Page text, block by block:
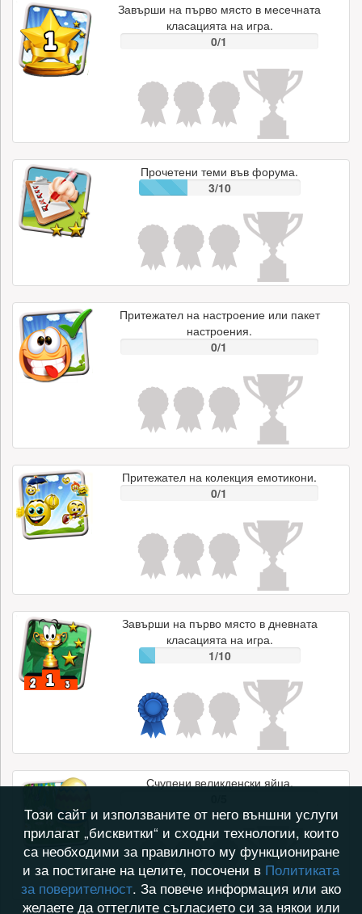
Завърши на първо място в месечната
класацията на игра.
0/1
Прочетени теми във форума.
3/10
Притежател на настроение или пакет
настроения.
0/1
Притежател на колекция емотикони.
0/1
Завърши на първо място в дневната
класацията на игра.
1/10
Счупени великденски яйца.
Този сайт и използваните от него външни услуги
прилагат „бисквитки“ и сходни технологии, които
са необходими за правилното му функциониране
и за постигане на целите, посочени в Политиката
за поверителност. За повече информация или ако
желаете да оттеглите съгласието си за някои или